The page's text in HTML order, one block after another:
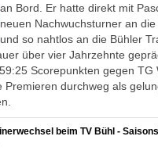
an Bord. Er hatte direkt mit
neuen Nachwuchsturner an
und so nahtlos an die Bühler
über vier Jahrzehnte
Scorepunkten gegen TG
Premieren durchweg als
beim TV Bühl -